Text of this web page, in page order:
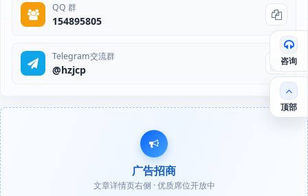
QQ 群
154895805
Telegram交流群
@hzjcp
广告招商
文章详情页右侧 · 优质席位开放中
咨询
顶部